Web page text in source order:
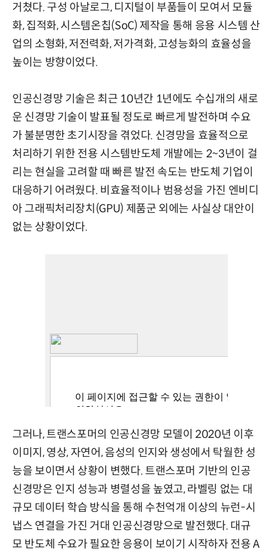
거쳤다. 구성 아날로그, 디지털이 부품들이 모여서 모듈
화, 집적화, 시스템온칩(SoC) 제작을 통해 응용 시스템 산
업의 소형화, 저전력화, 저가격화, 고성능화의 효율성을
높이는 방향이었다.
인공신경망 기술은 최근 10년간 1년에도 수십개의 새로
운 신경망 기술이 발표될 정도로 빠르게 발전하며 수요
가 불분명한 초기시장을 겪었다. 신경망을 효율적으로
처리하기 위한 전용 시스템반도체 개발에는 2~3년이 걸
리는 현실을 고려할 때 빠른 발전 속도는 반도체 기업이
대응하기 어려웠다. 비효율적이나 범용성을 가진 엔비디
아 그래픽처리장치(GPU) 제품군 외에는 사실상 대안이
없는 상황이었다.
그러나, 트랜스포머의 인공신경망 모델이 2020년 이후
이미지, 영상, 자연어, 음성의 인지와 생성에서 탁월한 성
능을 보이면서 상황이 변했다. 트랜스포머 기반의 인공
신경망은 인지 성능과 병렬성을 높였고, 라벨링 없는 대
규모 데이터 학습 방식을 통해 수천억개 이상의 뉴런-시
냅스 연결을 가진 거대 인공신경망으로 발전했다. 대규
모 반도체 수요가 필요한 응용이 보이기 시작하자 전용 A